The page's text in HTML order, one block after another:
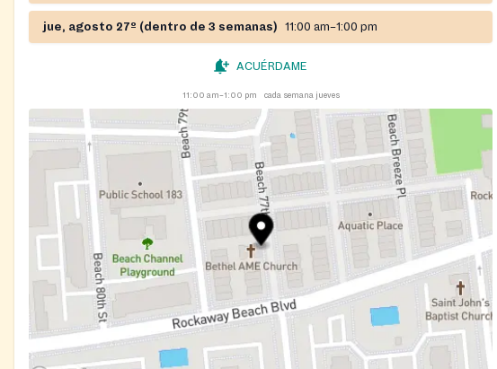
jue, agosto 27º (dentro de 3 semanas) 11:00 am–1:00 pm
ACUÉRDAME
11:00 am–1:00 pm cada semana jueves